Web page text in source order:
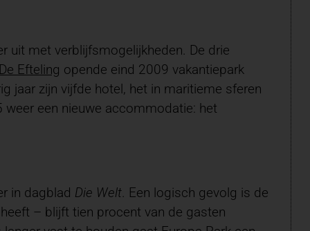
uit met verblijfsmogelijkheden. De drie
De Efteling opende eind 2009 vakantiepark
jaar zijn vijfde hotel, het in maritieme sferen
een nieuwe accommodatie: het
in dagblad Die Welt. Een logisch gevolg is de
– blijft tien procent van de gasten